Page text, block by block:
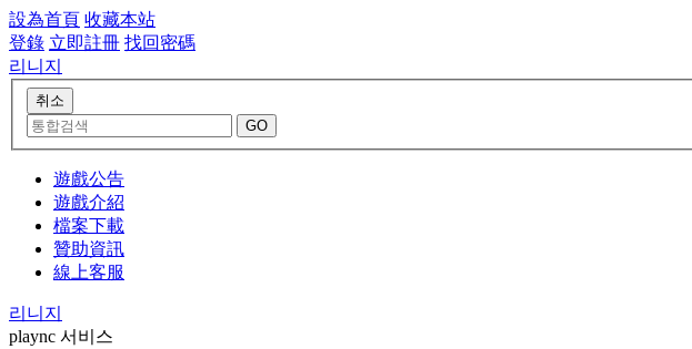
設為首頁 收藏本站
登錄 立即註冊 找回密碼
리니지
遊戲公告
遊戲介紹
檔案下載
贊助資訊
線上客服
리니지
plaync 서비스